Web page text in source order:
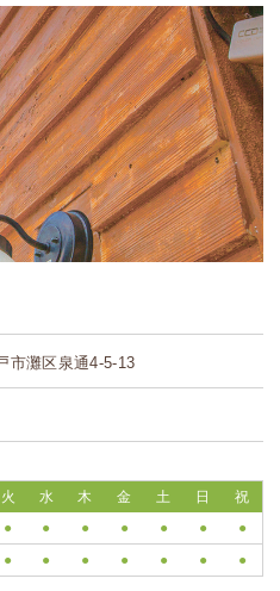
市灘区泉通4-5-13
火 水 木 金 土 日
祝
● ● ● ● ● ●
●
● ● ● ● ● ● ●